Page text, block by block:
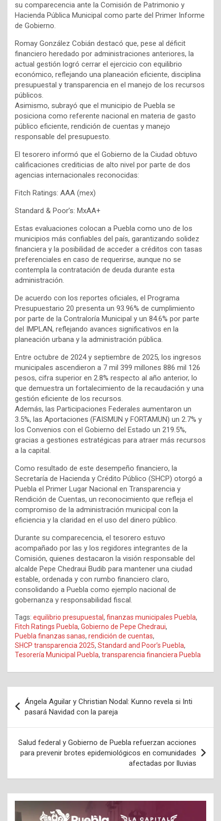
su comparecencia ante la Comisión de Patrimonio y
Hacienda Pública Municipal como parte del Primer Informe
de Gobierno.
Romay González Cobián destacó que, pese al déficit
financiero heredado por administraciones anteriores, la
actual gestión logró cerrar el ejercicio con equilibrio
económico, reflejando una planeación eficiente, disciplina
presupuestal y transparencia en el manejo de los recursos
públicos.
Asimismo, subrayó que el municipio de Puebla se
posiciona como referente nacional en materia de gasto
público eficiente, rendición de cuentas y manejo
responsable del presupuesto.
El tesorero informó que el Gobierno de la Ciudad obtuvo
calificaciones crediticias de alto nivel por parte de dos
agencias internacionales reconocidas:
Fitch Ratings: AAA (mex)
Standard & Poor’s: MxAA+
Estas evaluaciones colocan a Puebla como uno de los
municipios más confiables del país, garantizando solidez
financiera y la posibilidad de acceder a créditos con tasas
preferenciales en caso de requerirse, aunque no se
contempla la contratación de deuda durante esta
administración.
De acuerdo con los reportes oficiales, el Programa
Presupuestario 20 presenta un 93.96% de cumplimiento
por parte de la Contraloría Municipal y un 84.6% por parte
del IMPLAN, reflejando avances significativos en la
planeación urbana y la administración pública.
Entre octubre de 2024 y septiembre de 2025, los ingresos
municipales ascendieron a 7 mil 399 millones 886 mil 126
pesos, cifra superior en 2.8% respecto al año anterior, lo
que demuestra un fortalecimiento de la recaudación y una
gestión eficiente de los recursos.
Además, las Participaciones Federales aumentaron un
3.5%, las Aportaciones (FAISMUN y FORTAMUN) un 2.7% y
los Convenios con el Gobierno del Estado un 219.5%,
gracias a gestiones estratégicas para atraer más recursos
a la capital.
Como resultado de este desempeño financiero, la
Secretaría de Hacienda y Crédito Público (SHCP) otorgó a
Puebla el Primer Lugar Nacional en Transparencia y
Rendición de Cuentas, un reconocimiento que refleja el
compromiso de la administración municipal con la
eficiencia y la claridad en el uso del dinero público.
Durante su comparecencia, el tesorero estuvo
acompañado por las y los regidores integrantes de la
Comisión, quienes destacaron la visión responsable del
alcalde Pepe Chedraui Budib para mantener una ciudad
estable, ordenada y con rumbo financiero claro,
consolidando a Puebla como ejemplo nacional de
gobernanza y responsabilidad fiscal.
Tags: equilibrio presupuestal, finanzas municipales Puebla,
Fitch Ratings Puebla, Gobierno de Pepe Chedraui,
Puebla finanzas sanas, rendición de cuentas,
SHCP transparencia 2025, Standard and Poor’s Puebla,
Tesorería Municipal Puebla, transparencia financiera Puebla
Navegación
de
entradas
Ángela Aguilar y Christian Nodal: Kunno revela si Inti
pasará Navidad con la pareja
Salud federal y Gobierno de Puebla refuerzan acciones
para prevenir brotes epidemiológicos en comunidades
afectadas por lluvias